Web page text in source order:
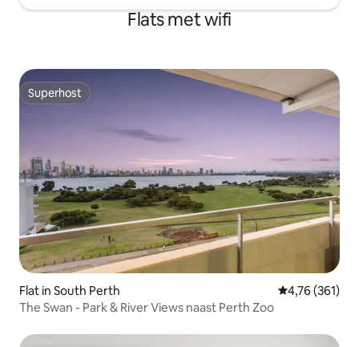
Flats met wifi
Superhost
Superhost
Flat in South Perth Gemiddelde
4,76 (361)
The Swan - Park & River Views naast Perth Zoo